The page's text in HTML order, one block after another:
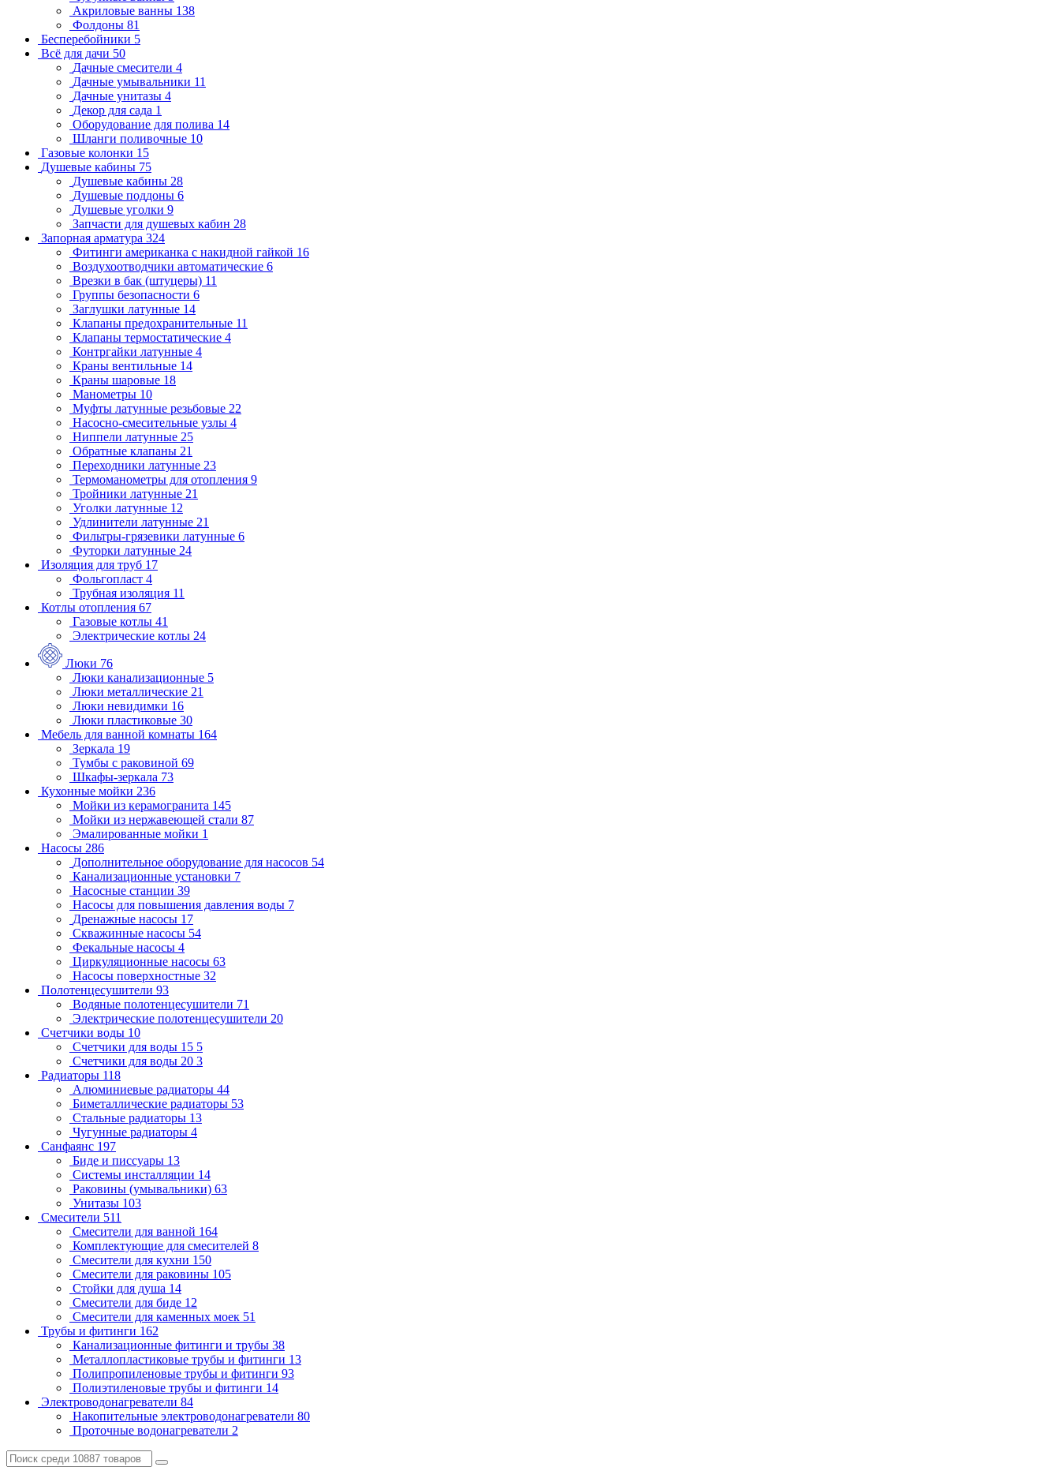
Акриловые ванны 138
Фолдоны 81
Бесперебойники 5
Всё для дачи 50
Дачные смесители 4
Дачные умывальники 11
Дачные унитазы 4
Декор для сада 1
Оборудование для полива 14
Шланги поливочные 10
Газовые колонки 15
Душевые кабины 75
Душевые кабины 28
Душевые поддоны 6
Душевые уголки 9
Запчасти для душевых кабин 28
Запорная арматура 324
Фитинги американка с накидной гайкой 16
Воздухоотводчики автоматические 6
Врезки в бак (штуцеры) 11
Группы безопасности 6
Заглушки латунные 14
Клапаны предохранительные 11
Клапаны термостатические 4
Контргайки латунные 4
Краны вентильные 14
Краны шаровые 18
Манометры 10
Муфты латунные резьбовые 22
Насосно-смесительные узлы 4
Ниппели латунные 25
Обратные клапаны 21
Переходники латунные 23
Термоманометры для отопления 9
Тройники латунные 21
Уголки латунные 12
Удлинители латунные 21
Фильтры-грязевики латунные 6
Футорки латунные 24
Изоляция для труб 17
Фольгопласт 4
Трубная изоляция 11
Котлы отопления 67
Газовые котлы 41
Электрические котлы 24
Люки 76
Люки канализационные 5
Люки металлические 21
Люки невидимки 16
Люки пластиковые 30
Мебель для ванной комнаты 164
Зеркала 19
Тумбы с раковиной 69
Шкафы-зеркала 73
Кухонные мойки 236
Мойки из керамогранита 145
Мойки из нержавеющей стали 87
Эмалированные мойки 1
Насосы 286
Дополнительное оборудование для насосов 54
Канализационные установки 7
Насосные станции 39
Насосы для повышения давления воды 7
Дренажные насосы 17
Скважинные насосы 54
Фекальные насосы 4
Циркуляционные насосы 63
Насосы поверхностные 32
Полотенцесушители 93
Водяные полотенцесушители 71
Электрические полотенцесушители 20
Счетчики воды 10
Счетчики для воды 15 5
Счетчики для воды 20 3
Радиаторы 118
Алюминиевые радиаторы 44
Биметаллические радиаторы 53
Стальные радиаторы 13
Чугунные радиаторы 4
Санфаянс 197
Биде и писсуары 13
Системы инсталляции 14
Раковины (умывальники) 63
Унитазы 103
Смесители 511
Смесители для ванной 164
Комплектующие для смесителей 8
Смесители для кухни 150
Смесители для раковины 105
Стойки для душа 14
Смесители для биде 12
Смесители для каменных моек 51
Трубы и фитинги 162
Канализационные фитинги и трубы 38
Металлопластиковые трубы и фитинги 13
Полипропиленовые трубы и фитинги 93
Полиэтиленовые трубы и фитинги 14
Электроводонагреватели 84
Накопительные электроводонагреватели 80
Проточные водонагреватели 2